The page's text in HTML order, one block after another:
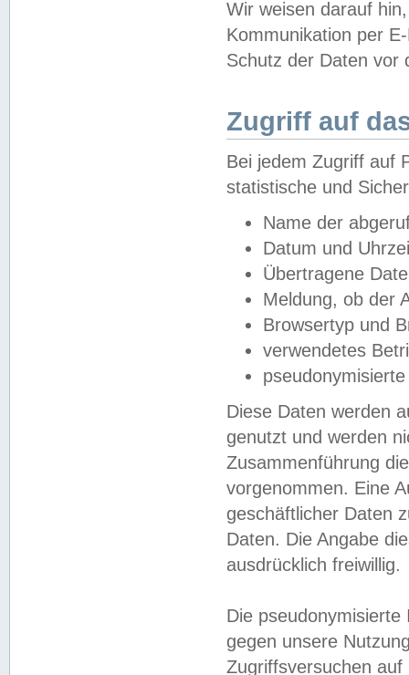
Wir weisen darauf
Kommunikation per
Schutz der Daten vor
Zugriff auf
Bei jedem Zugriff auf
statistische und
Name der
Datum und
Übertragene
Meldung, ob der
Browsertyp und
verwendetes
Diese Daten werden
genutzt und werden
Zusammenführung
vorgenommen. Eine
geschäftlicher Daten
Daten. Die Angabe
ausdrücklich freiwillig.
Die
gegen unsere
Zugriffsversuchen